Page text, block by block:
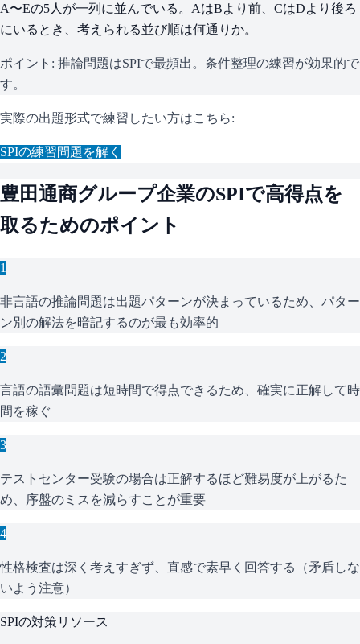
A〜Eの5人が一列に並んでいる。AはBより前、CはDより後ろ
にいるとき、考えられる並び順は何通りか。
ポイント: 推論問題はSPIで最頻出。条件整理の練習が効果的で
す。
実際の出題形式で練習したい方はこちら:
SPIの練習問題を解く
豊田通商グループ企業のSPIで高得点を
取るためのポイント
1
非言語の推論問題は出題パターンが決まっているため、パター
ン別の解法を暗記するのが最も効率的
2
言語の語彙問題は短時間で得点できるため、確実に正解して時
間を稼ぐ
3
テストセンター受験の場合は正解するほど難易度が上がるた
め、序盤のミスを減らすことが重要
4
性格検査は深く考えすぎず、直感で素早く回答する（矛盾しな
いよう注意）
SPIの対策リソース